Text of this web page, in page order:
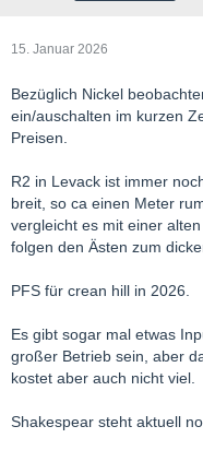
15. Januar 2026
Bezüglich Nickel
ein/auschalten im kurzen
Preisen.
R2 in Levack ist immer
breit, so ca einen Meter
vergleicht es mit einer
folgen den Ästen zum
PFS für crean hill in 2026.
Es gibt sogar mal etwas
großer Betrieb sein, aber
kostet aber auch nicht viel.
Shakespear steht aktuell